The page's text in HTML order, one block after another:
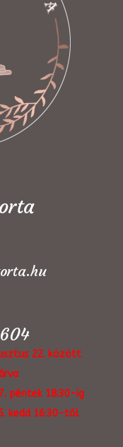
22. között
péntek 18:30-ig
kedd 16:30-tól